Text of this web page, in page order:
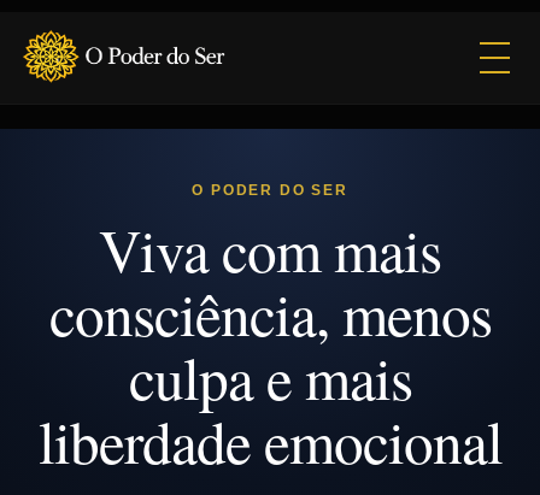
Abrir
O PODER DO SER
Viva com mais
consciência, menos
culpa e mais
liberdade emocional